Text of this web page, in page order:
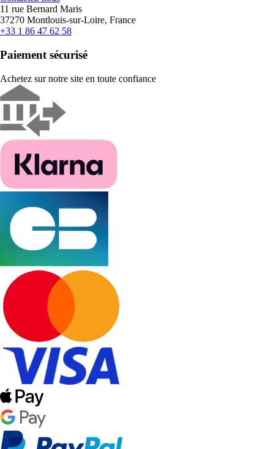
11 rue Bernard Maris
37270 Montlouis-sur-Loire, France
+33 1 86 47 62 58
Paiement sécurisé
Achetez sur notre site en toute confiance